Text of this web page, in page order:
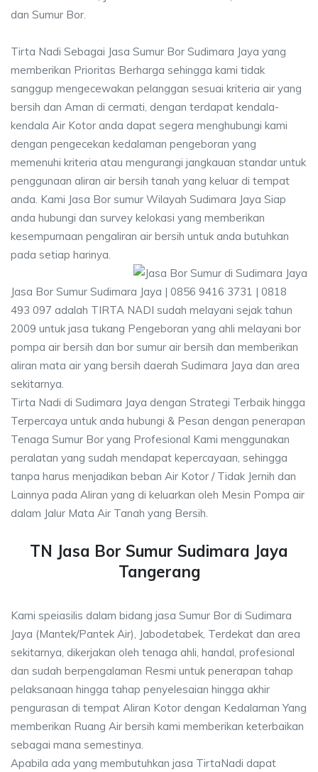
dan Sumur Bor.
Tirta Nadi Sebagai Jasa Sumur Bor Sudimara Jaya yang
memberikan Prioritas Berharga sehingga kami tidak
sanggup mengecewakan pelanggan sesuai kriteria air yang
bersih dan Aman di cermati, dengan terdapat kendala-
kendala Air Kotor anda dapat segera menghubungi kami
dengan pengecekan kedalaman pengeboran yang
memenuhi kriteria atau mengurangi jangkauan standar untuk
penggunaan aliran air bersih tanah yang keluar di tempat
anda. Kami Jasa Bor sumur Wilayah Sudimara Jaya Siap
anda hubungi dan survey kelokasi yang memberikan
kesempurnaan pengaliran air bersih untuk anda butuhkan
pada setiap harinya.
Jasa Bor Sumur Sudimara Jaya | 0856 9416 3731 | 0818
493 097 adalah TIRTA NADI sudah melayani sejak tahun
2009 untuk jasa tukang Pengeboran yang ahli melayani bor
pompa air bersih dan bor sumur air bersih dan memberikan
aliran mata air yang bersih daerah Sudimara Jaya dan area
sekitarnya.
Tirta Nadi di Sudimara Jaya dengan Strategi Terbaik hingga
Terpercaya untuk anda hubungi & Pesan dengan penerapan
Tenaga Sumur Bor yang Profesional Kami menggunakan
peralatan yang sudah mendapat kepercayaan, sehingga
tanpa harus menjadikan beban Air Kotor / Tidak Jernih dan
Lainnya pada Aliran yang di keluarkan oleh Mesin Pompa air
dalam Jalur Mata Air Tanah yang Bersih.
TN Jasa Bor Sumur Sudimara Jaya
Tangerang
Kami speiasilis dalam bidang jasa Sumur Bor di Sudimara
Jaya (Mantek/Pantek Air), Jabodetabek, Terdekat dan area
sekitarnya, dikerjakan oleh tenaga ahli, handal, profesional
dan sudah berpengalaman Resmi untuk penerapan tahap
pelaksanaan hingga tahap penyelesaian hingga akhir
pengurasan di tempat Aliran Kotor dengan Kedalaman Yang
memberikan Ruang Air bersih kami memberikan keterbaikan
sebagai mana semestinya.
Apabila ada yang membutuhkan jasa TirtaNadi dapat